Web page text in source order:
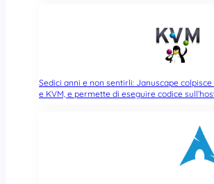
Sedici anni e non sentirli: Januscape
e KVM, e permette di eseguire codice